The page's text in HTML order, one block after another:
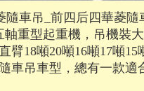
車吊_前四后四華菱隨
重型起重機，吊機裝
臂18噸20噸16噸17噸15
隨車吊車型，總有一款